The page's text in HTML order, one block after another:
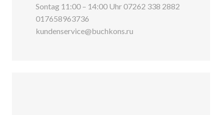
Sontag 11:00 – 14:00 Uhr 07262 338 2882
017658963736
kundenservice@buchkons.ru